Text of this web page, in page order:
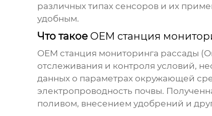
различных типах сенсоров и их
удобным.
Что такое OEM станция
OEM станция мониторинга рассады
отслеживания и контроля условий,
данных о параметрах окружающей
электропроводность почвы.
поливом, внесением удобрений и